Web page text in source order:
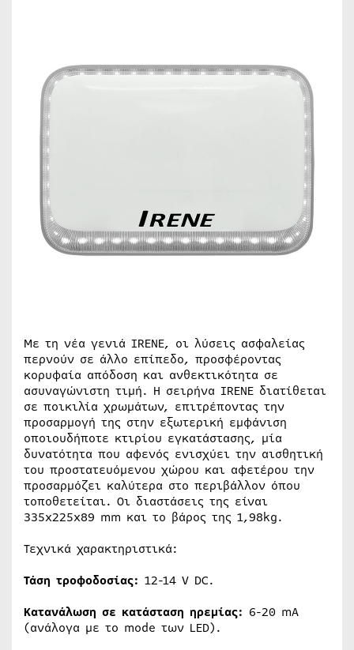
Με τη νέα γενιά IRENE, οι λύσεις ασφαλείας
περνούν σε άλλο επίπεδο, προσφέροντας
κορυφαία απόδοση και ανθεκτικότητα σε
ασυναγώνιστη τιμή. Η σειρήνα IRENE διατίθεται
σε ποικιλία χρωμάτων, επιτρέποντας την
προσαρμογή της στην εξωτερική εμφάνιση
οποιουδήποτε κτιρίου εγκατάστασης, μία
δυνατότητα που αφενός ενισχύει την αισθητική
του προστατευόμενου χώρου και αφετέρου την
προσαρμόζει καλύτερα στο περιβάλλον όπου
τοποθετείται. Οι διαστάσεις της είναι
335x225x89 mm και το βάρος της 1,98kg.
Τεχνικά χαρακτηριστικά:
Τάση τροφοδοσίας: 12-14 V DC.
Κατανάλωση σε κατάσταση ηρεμίας: 6-20 mA
(ανάλογα με το mode των LED).